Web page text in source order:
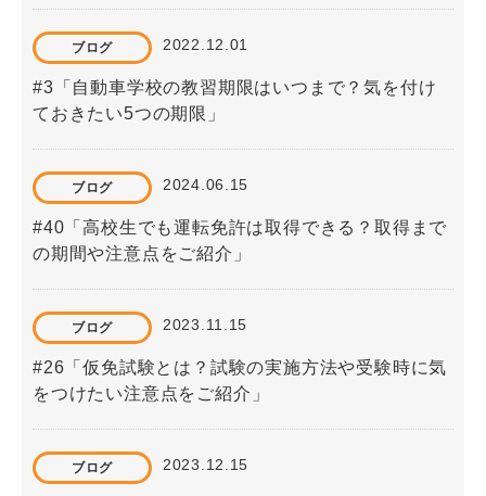
ブログ 2022.12.01
#3「自動車学校の教習期限はいつまで？気を付け
ておきたい5つの期限」
ブログ 2024.06.15
#40「高校生でも運転免許は取得できる？取得まで
の期間や注意点をご紹介」
ブログ 2023.11.15
#26「仮免試験とは？試験の実施方法や受験時に気
をつけたい注意点をご紹介」
ブログ 2023.12.15